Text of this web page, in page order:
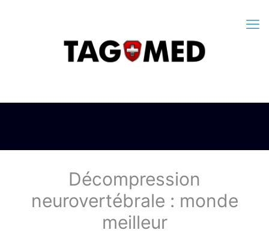
Décompression
neurovertébrale : monde
meilleur